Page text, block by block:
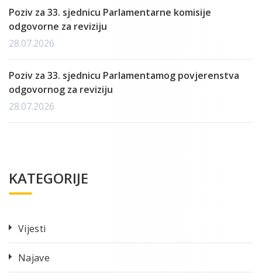
Poziv za 33. sjednicu Parlamentarne komisije
odgovorne za reviziju
28.07.2026
Poziv za 33. sjednicu Parlamentamog povjerenstva
odgovornog za reviziju
28.07.2026
KATEGORIJE
Vijesti
Najave